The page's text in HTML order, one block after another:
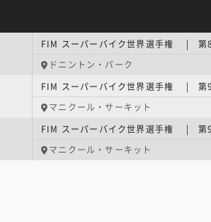
ドニントン・パーク
マニクール・サーキット
マニクール・サーキット